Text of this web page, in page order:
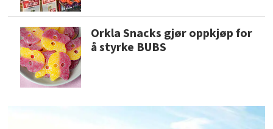
Orkla Snacks gjør oppkjøp for
å styrke BUBS